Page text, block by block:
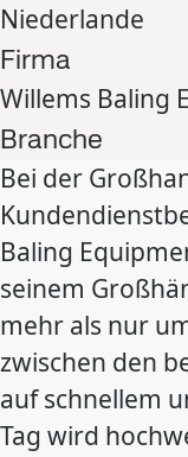
Niederlande
Firma
Willems Baling
Branche
Bei der
Baling
seinem
mehr als nur
zwischen den
auf schnellem
Tag wird